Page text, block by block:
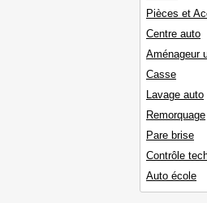
Pièces et
Centre auto
Aménageur
Casse
Lavage auto
Remorquage
Pare brise
Contrôle
Auto école